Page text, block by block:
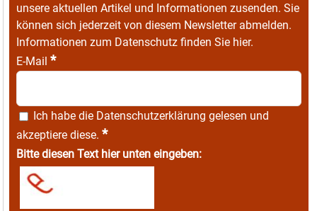
unsere aktuellen Artikel und Informationen zusenden. Sie
können sich jederzeit von diesem Newsletter abmelden.
Informationen zum Datenschutz finden Sie hier.
E-Mail *
Ich habe die Datenschutzerklärung gelesen und
akzeptiere diese. *
Bitte diesen Text hier unten eingeben: